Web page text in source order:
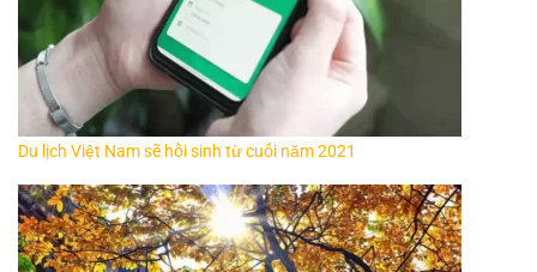
Du lịch Việt Nam sẽ hồi sinh từ cuối năm 2021